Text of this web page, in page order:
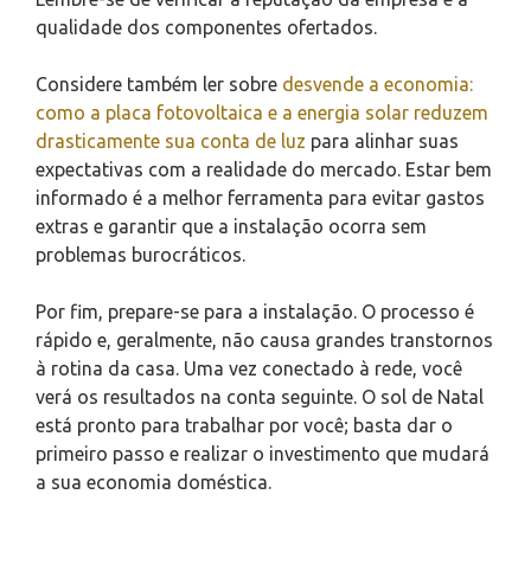
qualidade dos componentes ofertados.
Considere também ler sobre desvende a economia:
como a placa fotovoltaica e a energia solar reduzem
drasticamente sua conta de luz para alinhar suas
expectativas com a realidade do mercado. Estar bem
informado é a melhor ferramenta para evitar gastos
extras e garantir que a instalação ocorra sem
problemas burocráticos.
Por fim, prepare-se para a instalação. O processo é
rápido e, geralmente, não causa grandes transtornos
à rotina da casa. Uma vez conectado à rede, você
verá os resultados na conta seguinte. O sol de Natal
está pronto para trabalhar por você; basta dar o
primeiro passo e realizar o investimento que mudará
a sua economia doméstica.